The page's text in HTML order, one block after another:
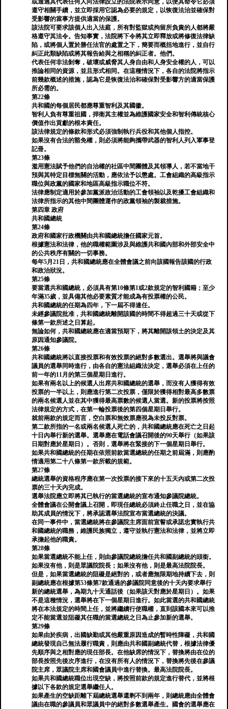
或通過其代表任何人向法律設立的法院表示同意，以便其命令它必須
遵守相關手續，並立即採用它認為必要的規定，以恢復法治並確保對
受影響的當事方提供適當的保護。
該法院可要求該個人出入法庭，所有對監獄或拘留所負責的人都將嚴
格遵守其法令。告知事實，法院將下令將其立即釋放或將修復法律缺
陷，或將個人置於勝任法官的處置之下，簡要而概括地進行，並自行
糾正此類缺陷或將其報告給與之相稱的糾正者。他們。
代表任何非法剝奪，破壞或威脅其人身自由和人身安全權的人，可以
推論相同的資源，並且形式相同。在這種情況下，各自的法院將指示
前幾款概述的措施，認為它是恢復法治和確保對受影響方的適當保護
所必需的。
第22條
共和國的每個居民都應尊重智利及其國徽。
智利人負有尊重祖國，捍衛其主權並為維護國家安全和智利傳統核心
價值作出貢獻的根本責任。
該法律規定的條款和形式必須強制執行兵役和其他個人指控。
如果沒有合法的豁免權，則必須將能夠攜帶武器的智利人列入軍事登
記冊。
第23條
濫用憲法賦予他們的自治權的社區中間團體及其領導人，若不當地干
預與其特定目標無關的活動，應依法予以懲處。工會組織的高級指示
職位與政黨的國家和地區高級指示職位不符。
法律應制定適用於參加黨派政治活動的工會領袖以及乾擾工會組織和
法律所指示的其他中間團體運作的政黨領袖的製裁措施。
第四章 政府
共和國總統
第24條
政府和國家行政機關由共和國總統擔任國家元首。
根據憲法和法律，他的職權範圍涉及與維護共和國內部和外部安全中
的公共秩序有關的一切事務。
每年5月21日，共和國總統應在全體會議之前向該國報告該國的行政
和政治狀況。
第25條
要當選共和國總統，必須具有第10條第1或2款規定的智利國籍；至少
年滿35歲，並具備其他必要素質才能成為有投票權的公民。
共和國總統的任期為四年，下一屆不得連任。
未經參議院批准，共和國總統離開該國的時間不得超過三十天或從下
條第一款所述之日算起。
無論如何，共和國總統應在適當預期下，將其離開該領土的決定及其
原因通知參議院。
第26條
共和國總統將以直接投票和有效投票的絕對多數選出。選舉將與議會
議員的選舉同時進行，由各自的憲法組織法決定，選舉必須在上任的
前一年的11月的第三個星期日進行。
如果有兩名以上的候選人出席共和國總統的選舉，而沒有人獲得有效
投票的一半以上，則應進行第二次投票，僅限於獲得相對最高多數票
的兩名候選人並在其中獲得最高票數的候選人當選。新的投票將按照
法律規定的方式，在第一輪投票後的第四個星期日舉行。
就前兩款的規定而言，空白票和無效票應視為未投反對票。
第二款所指的一名或兩名候選人死亡的，共和國總統應在死亡之日起
十日內舉行新的選舉。選舉應在電話會議召開後的90天舉行（如果該
日期對應於星期日）。否則，選舉將在緊接的下一個星期日舉行。
如果共和國總統的任期在依照前款當選總統的任期之前屆滿，則應酌
情適用第二十八條第一款所載的規範。
第27條
總統選舉的資格程序應在第一次投票的接下來的十五天內或第二次投
票的三十天內完成。
選舉法院應立即將其已執行的當選總統的宣布通知參議院總統。
全體會議在公開會議上召開，即現任總統必須終止任職之日，並在協
助其成員的情況下，將承認選舉法院宣布當選總統的決議。
在同一事件中，當選總統將在參議院主席面前宣誓或承諾忠實執行共
和國總統的職務，維護民族獨立，遵守並執行憲法和法律，並將立即
承擔起他的職責。
第28條
如果當選總統不能上任，則由參議院總統擔任共和國副總統的頭銜。
如果沒有他，則是眾議院院長；如果沒有他，則是最高法院院長。
但是，如果當選總統的阻礙是絕對的，或者應無限期地持續下去，則
副總統應在根據第53條第7款通過的參議院同意後的十天內要求舉行
新的總統選舉，為期九十天通話後（如果該天對應於星期日）。如果
不是這種情況，選舉將在下一個星期日進行。如此當選的共和國總統
將在本法規定的時間上任，並將繼續行使職權，直到該國本來可以推
定不能當選並阻礙其任職的當選總統之日為止參加新的選舉。
第29條
如果由於疾病，出國缺勤或其他嚴重原因造成的暫時性障礙，共和國
總統發現自己無法履行職責，則應由共和國副總統代替，根據法律優
先順序與之相對應的現任部長。在他缺席的情況下，替換將由在位的
部長按照先後次序進行，在沒有所有人的情況下，替換將先後在參議
院主席，眾議院主席和國會議員中進行替換。最高法院院長。
如果共和國總統職位出現空缺，將按照前款的規定進行替代，並將根
據以下各款的規定選舉繼任人。
如果產生的空缺距離下屆總統選舉還剩不到兩年，則總統應由全體會
議由在職的參議員和眾議員中的絕對多數選舉產生。國會的選舉應在